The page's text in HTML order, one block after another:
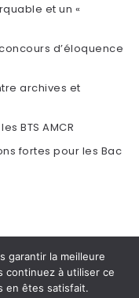
et un «
d’éloquence
archives et
BTS AMCR
fortes pour les Bac
garantir la meilleure
continuez à utiliser ce
en êtes satisfait.